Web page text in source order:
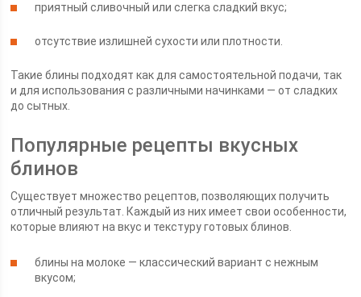
приятный сливочный или слегка сладкий вкус;
отсутствие излишней сухости или плотности.
Такие блины подходят как для самостоятельной подачи, так
и для использования с различными начинками — от сладких
до сытных.
Популярные рецепты вкусных
блинов
Существует множество рецептов, позволяющих получить
отличный результат. Каждый из них имеет свои особенности,
которые влияют на вкус и текстуру готовых блинов.
блины на молоке — классический вариант с нежным
вкусом;